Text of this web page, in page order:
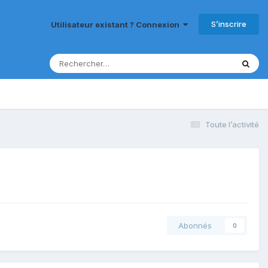
Utilisateur existant ? Connexion S’inscrire
Toute l’activité
Abonnés 0